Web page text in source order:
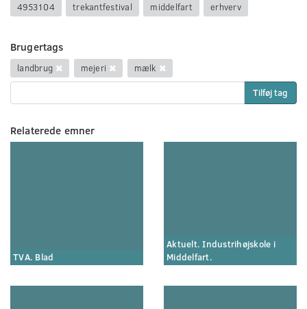
4953104 trekantfestival middelfart erhverv
Brugertags
landbrug mejeri
mælk
Tilføj tag
Relaterede emner
TVA. Blad
Aktuelt. Industrihøjskole i
Middelfart.